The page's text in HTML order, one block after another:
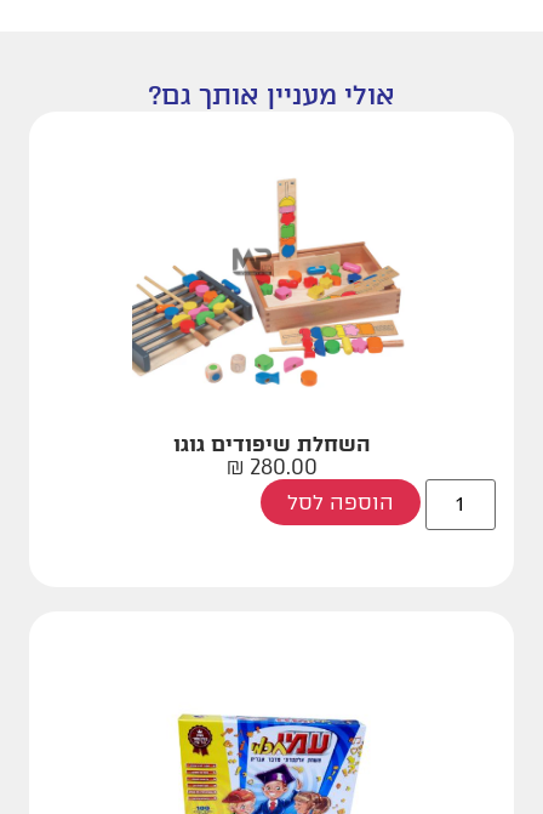
אולי מעניין אותך גם?
השחלת שיפודים גוגו
280.00
₪
הוספה לסל